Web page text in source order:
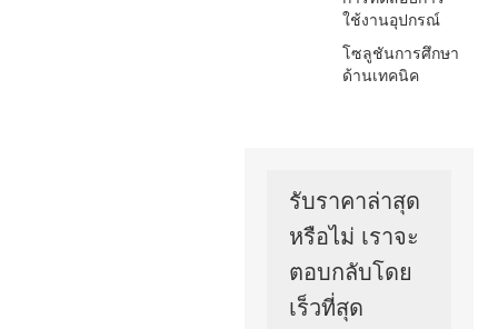
ใช้งานอุปกรณ์
โซลูชันการศึกษา
ด้านเทคนิค
รับราคาล่าสุด
หรือไม่ เราจะ
ตอบกลับโดย
เร็วที่สุด